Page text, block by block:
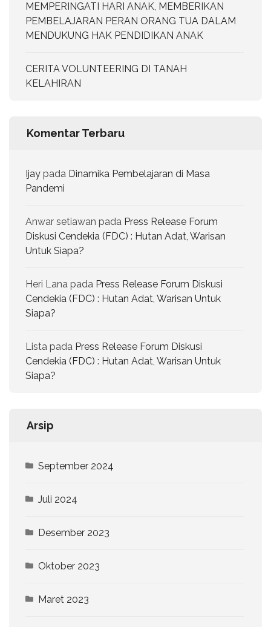
MEMPERINGATI HARI ANAK, MEMBERIKAN
PEMBELAJARAN PERAN ORANG TUA DALAM
MENDUKUNG HAK PENDIDIKAN ANAK
CERITA VOLUNTEERING DI TANAH
KELAHIRAN
Komentar Terbaru
Ijay pada Dinamika Pembelajaran di Masa
Pandemi
Anwar setiawan pada Press Release Forum
Diskusi Cendekia (FDC) : Hutan Adat, Warisan
Untuk Siapa?
Heri Lana pada Press Release Forum Diskusi
Cendekia (FDC) : Hutan Adat, Warisan Untuk
Siapa?
Lista pada Press Release Forum Diskusi
Cendekia (FDC) : Hutan Adat, Warisan Untuk
Siapa?
Arsip
September 2024
Juli 2024
Desember 2023
Oktober 2023
Maret 2023